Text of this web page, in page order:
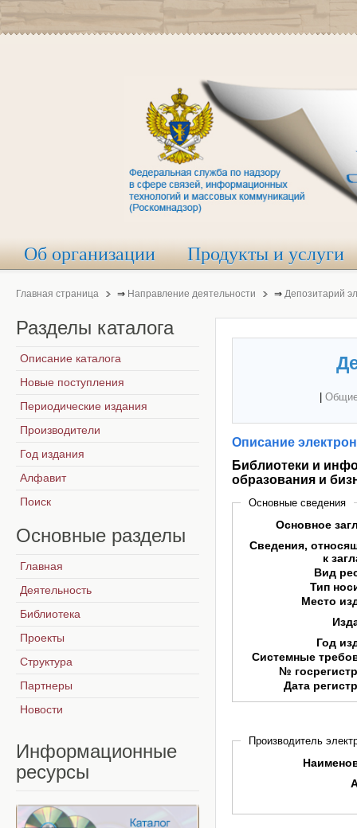
Об организации Продукты и услуги
Главная страница ⇒ Направление деятельности ⇒ Депозитарий
Описание
Библиотеки и
образования и
Основные сведения
Основное
Сведения,
к
Вид
Тип
Место
Год
Системные
№
Дата
Производитель
Разделы каталога
Описание каталога
Новые поступления
Периодические издания
Производители
Год издания
Алфавит
Поиск
Основные разделы
Главная
Деятельность
Библиотека
Проекты
Структура
Партнеры
Новости
Информационные
ресурсы